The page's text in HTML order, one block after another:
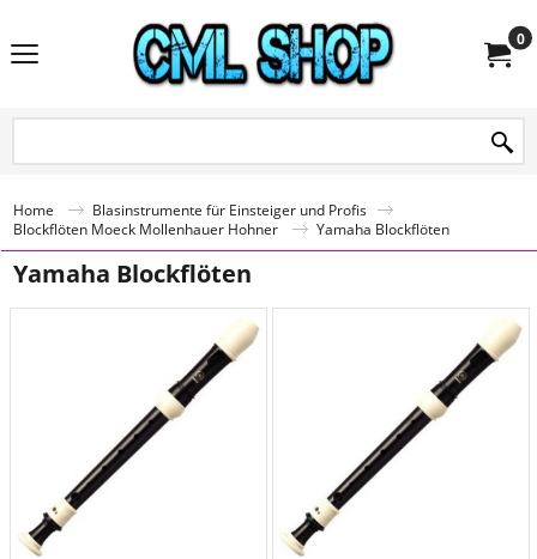
0
Home
Blasinstrumente für Einsteiger und Profis
Blockflöten Moeck Mollenhauer Hohner
Yamaha Blockflöten
Yamaha Blockflöten